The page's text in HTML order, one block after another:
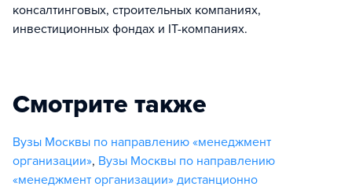
консалтинговых, строительных компаниях,
инвестиционных фондах и IT-компаниях.
Смотрите также
Вузы Москвы по направлению «менеджмент
организации», Вузы Москвы по направлению
«менеджмент организации» дистанционно